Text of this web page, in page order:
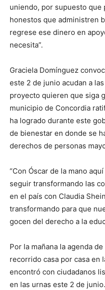
uniendo, por supuesto
honestos que administren
regrese ese dinero en
necesita”.
Graciela Domínguez
este 2 de junio acudan a
proyecto quieren que siga
municipio de Concordia
ha logrado durante este
de bienestar en donde se
derechos de personas
“Con Óscar de la mano
seguir transformando las
en el país con Claudia
transformando para que
gocen del derecho a la
Por la mañana la agenda
recorrido casa por casa en
encontró con ciudadanos
en las urnas este 2 de